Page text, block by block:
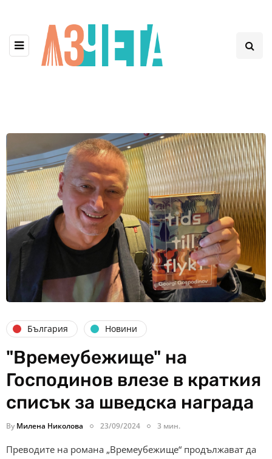
България Новини
"Времеубежище" на
Господинов влезе в краткия
списък за шведска награда
By Милена Николова 23/09/2024 3 мин.
Преводите на романа „Времеубежище“ продължават да